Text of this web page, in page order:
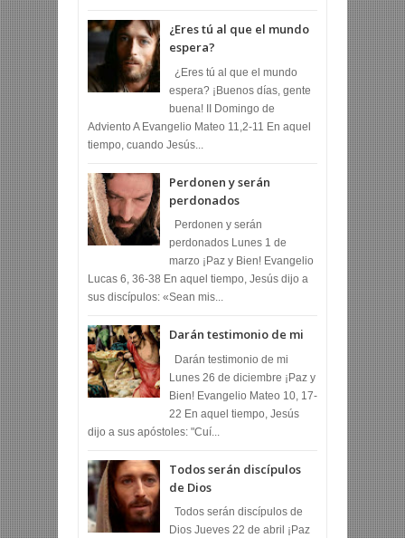
¿Eres tú al que el mundo
espera?
¿Eres tú al que el mundo
espera? ¡Buenos días, gente
buena! II Domingo de
Adviento A Evangelio Mateo 11,2-11 En aquel
tiempo, cuando Jesús...
Perdonen y serán
perdonados
Perdonen y serán
perdonados Lunes 1 de
marzo ¡Paz y Bien! Evangelio
Lucas 6, 36-38 En aquel tiempo, Jesús dijo a
sus discípulos: «Sean mis...
Darán testimonio de mi
Darán testimonio de mi
Lunes 26 de diciembre ¡Paz y
Bien! Evangelio Mateo 10, 17-
22 En aquel tiempo, Jesús
dijo a sus apóstoles: "Cuí...
Todos serán discípulos
de Dios
Todos serán discípulos de
Dios Jueves 22 de abril ¡Paz